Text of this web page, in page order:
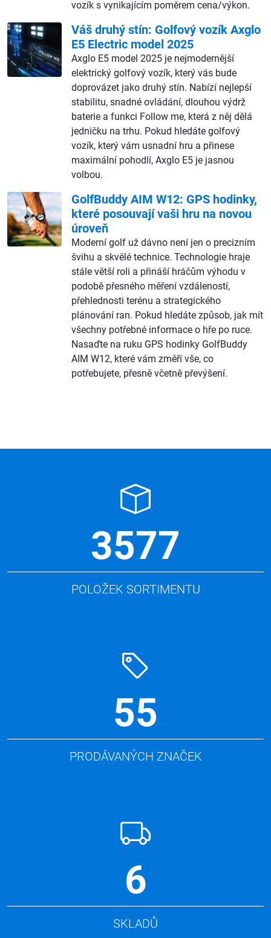
vozík s vynikajícím poměrem cena/výkon.
Váš druhý stín: Golfový vozík Axglo
E5 Electric model 2025
Axglo E5 model 2025 je nejmodernější
elektrický golfový vozík, který vás bude
doprovázet jako druhý stín. Nabízí nejlepší
stabilitu, snadné ovládání, dlouhou výdrž
baterie a funkci Follow me, která z něj dělá
jedničku na trhu. Pokud hledáte golfový
vozík, který vám usnadní hru a přinese
maximální pohodlí, Axglo E5 je jasnou
volbou.
GolfBuddy AIM W12: GPS hodinky,
které posouvají vaši hru na novou
úroveň
Moderní golf už dávno není jen o precizním
švihu a skvělé technice. Technologie hraje
stále větší roli a přináší hráčům výhodu v
podobě přesného měření vzdáleností,
přehlednosti terénu a strategického
plánování ran. Pokud hledáte způsob, jak mít
všechny potřebné informace o hře po ruce.
Nasaďte na ruku GPS hodinky GolfBuddy
AIM W12, které vám změří vše, co
potřebujete, přesně včetně převýšení.
3577
POLOŽEK SORTIMENTU
55
PRODÁVANÝCH ZNAČEK
6
SKLADŮ